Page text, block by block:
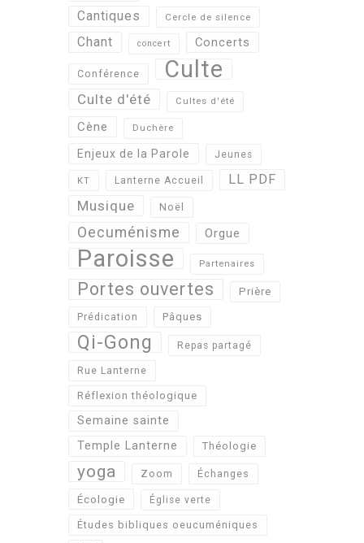
Cantiques Cercle de silence
Chant concert Concerts
Conférence Culte
Culte d'été Cultes d'été
Cène Duchère
Enjeux de la Parole Jeunes
KT Lanterne Accueil LL PDF
Musique Noël
Oecuménisme Orgue
Paroisse Partenaires
Portes ouvertes Prière
Prédication Pâques
Qi-Gong Repas partagé
Rue Lanterne
Réflexion théologique
Semaine sainte
Temple Lanterne
Théologie
yoga Zoom Échanges
Écologie Église verte
Études bibliques oeucuméniques